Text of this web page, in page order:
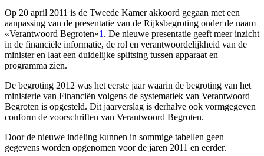
Op 20 april 2011 is de Tweede Kamer akkoord gegaan met een
aanpassing van de presentatie van de Rijksbegroting onder de naam
«Verantwoord Begroten»1 . De nieuwe presentatie geeft meer inzicht
in de financiële informatie, de rol en verantwoordelijkheid van de
minister en laat een duidelijke splitsing tussen apparaat en
programma zien.
De begroting 2012 was het eerste jaar waarin de begroting van het
ministerie van Financiën volgens de systematiek van Verantwoord
Begroten is opgesteld. Dit jaarverslag is derhalve ook vormgegeven
conform de voorschriften van Verantwoord Begroten.
Door de nieuwe indeling kunnen in sommige tabellen geen
gegevens worden opgenomen voor de jaren 2011 en eerder.